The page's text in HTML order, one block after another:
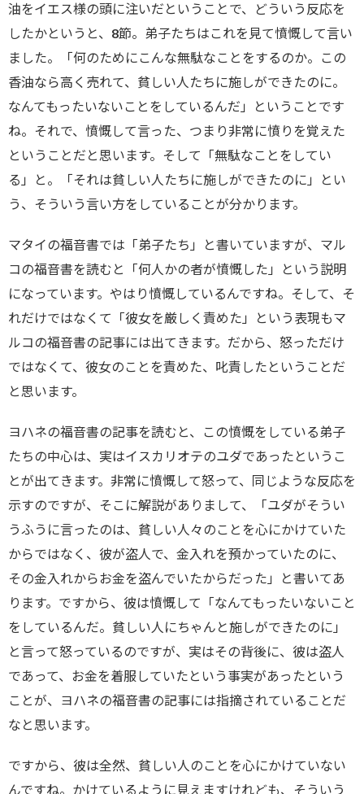
油をイエス様の頭に注いだということで、どういう反応を
したかというと、8節。弟子たちはこれを見て憤慨して言い
ました。「何のためにこんな無駄なことをするのか。この
香油なら高く売れて、貧しい人たちに施しができたのに。
なんてもったいないことをしているんだ」ということです
ね。それで、憤慨して言った、つまり非常に憤りを覚えた
ということだと思います。そして「無駄なことをしてい
る」と。「それは貧しい人たちに施しができたのに」とい
う、そういう言い方をしていることが分かります。
マタイの福音書では「弟子たち」と書いていますが、マル
コの福音書を読むと「何人かの者が憤慨した」という説明
になっています。やはり憤慨しているんですね。そして、そ
れだけではなくて「彼女を厳しく責めた」という表現もマ
ルコの福音書の記事には出てきます。だから、怒っただけ
ではなくて、彼女のことを責めた、叱責したということだ
と思います。
ヨハネの福音書の記事を読むと、この憤慨をしている弟子
たちの中心は、実はイスカリオテのユダであったというこ
とが出てきます。非常に憤慨して怒って、同じような反応を
示すのですが、そこに解説がありまして、「ユダがそうい
うふうに言ったのは、貧しい人々のことを心にかけていた
からではなく、彼が盗人で、金入れを預かっていたのに、
その金入れからお金を盗んでいたからだった」と書いてあ
ります。ですから、彼は憤慨して「なんてもったいないこと
をしているんだ。貧しい人にちゃんと施しができたのに」
と言って怒っているのですが、実はその背後に、彼は盗人
であって、お金を着服していたという事実があったという
ことが、ヨハネの福音書の記事には指摘されていることだ
なと思います。
ですから、彼は全然、貧しい人のことを心にかけていない
んですね。かけているように見えますけれども、そういう